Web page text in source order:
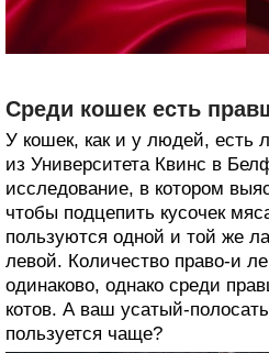
Среди кошек есть
У кошек, как и у людей,
из Университета Квинс в
исследование, в котором
чтобы подцепить кусочек
пользуются одной и той же
левой. Количество право-и
одинаково, однако среди
котов. А ваш усатый-
пользуется чаще?